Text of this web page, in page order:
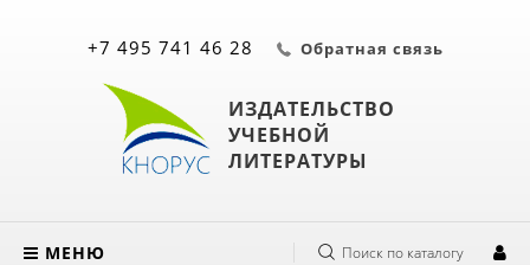
ИЗДАТЕЛЬСТВО
УЧЕБНОЙ
ЛИТЕРАТУРЫ
+7 495 741 46 28 Обратная связь
МЕНЮ Поиск по каталогу